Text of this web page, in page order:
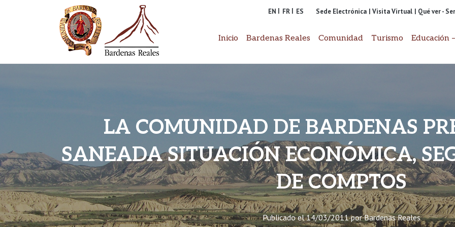
Parque Natural
EN FR ES Sede Electrónica | Visita Virtual | Qué ver -
Inicio Bardenas Reales Comunidad Turismo Educación
LA COMUNIDAD DE BARDENAS
SANEADA SITUACIÓN ECONÓMICA,
DE COMPTOS
Publicado el14/03/2011porBardenas Reales